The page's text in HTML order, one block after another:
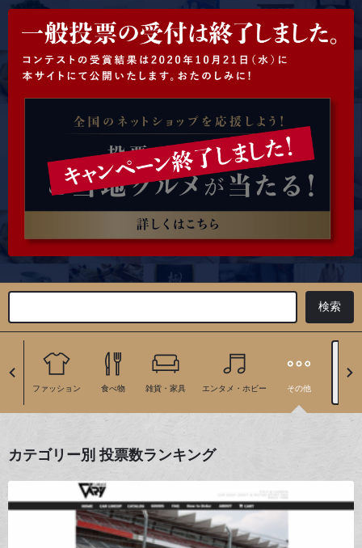
ファッション 食べ物 雑貨・家具 エンタメ・ホビー その他
カテゴリー別 投票数ランキング